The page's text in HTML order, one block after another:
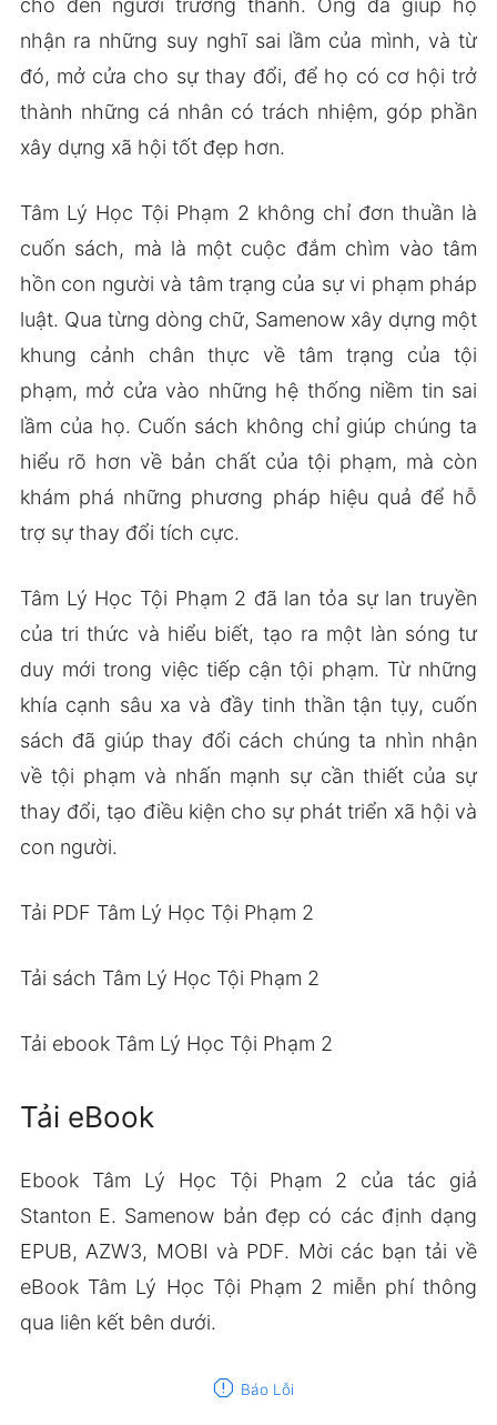
cho đến người trưởng thành. Ông đã giúp họ
nhận ra những suy nghĩ sai lầm của mình, và từ
đó, mở cửa cho sự thay đổi, để họ có cơ hội trở
thành những cá nhân có trách nhiệm, góp phần
xây dựng xã hội tốt đẹp hơn.
Tâm Lý Học Tội Phạm 2 không chỉ đơn thuần là
cuốn sách, mà là một cuộc đắm chìm vào tâm
hồn con người và tâm trạng của sự vi phạm pháp
luật. Qua từng dòng chữ, Samenow xây dựng một
khung cảnh chân thực về tâm trạng của tội
phạm, mở cửa vào những hệ thống niềm tin sai
lầm của họ. Cuốn sách không chỉ giúp chúng ta
hiểu rõ hơn về bản chất của tội phạm, mà còn
khám phá những phương pháp hiệu quả để hỗ
trợ sự thay đổi tích cực.
Tâm Lý Học Tội Phạm 2 đã lan tỏa sự lan truyền
của tri thức và hiểu biết, tạo ra một làn sóng tư
duy mới trong việc tiếp cận tội phạm. Từ những
khía cạnh sâu xa và đầy tinh thần tận tụy, cuốn
sách đã giúp thay đổi cách chúng ta nhìn nhận
về tội phạm và nhấn mạnh sự cần thiết của sự
thay đổi, tạo điều kiện cho sự phát triển xã hội và
con người.
Tải PDF Tâm Lý Học Tội Phạm 2
Tải sách Tâm Lý Học Tội Phạm 2
Tải ebook Tâm Lý Học Tội Phạm 2
Tải eBook
Ebook Tâm Lý Học Tội Phạm 2 của tác giả
Stanton E. Samenow bản đẹp có các định dạng
EPUB, AZW3, MOBI và PDF. Mời các bạn tải về
eBook Tâm Lý Học Tội Phạm 2 miễn phí thông
qua liên kết bên dưới.
report Báo Lỗi